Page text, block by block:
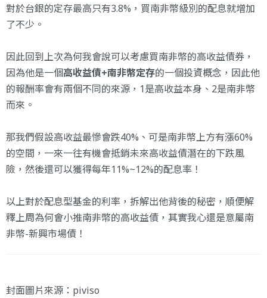
對於台銀的定存最高只有3.8%，買南非幣級別的配息就增加
了不少。
因此回到上次為何我會說可以考慮買南非幣的高收益債券，
因為他是一個高收益債+南非幣定存的一個投資概念，因此他
的報酬率會有兩個不同的來源，1是高收益本身、2是南非幣
而來。
那我們假設高收益最慘會跌40%、可是南非幣上方有漲60%
的空間，一來一往有機會抵銷未來高收益債潛在的下跌風
險，然後還可以獲得每年11%~12%的配息率！
以上對於配息型基金的利率，拆解出他背後的秘密，順便解
釋上周為何會小推南非幣的高收益債，其實我心還是意屬南
非幣-新興市場債！
封面圖片來源： piviso